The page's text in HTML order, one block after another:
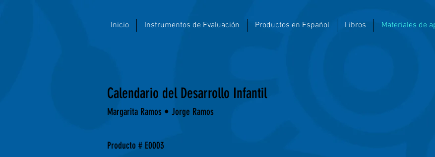
Inicio Instrumentos de Evaluación Productos en Español Libros Materiales de
Calendario del Desarrollo Infantil
Margarita Ramos • Jorge Ramos
Producto # E0003